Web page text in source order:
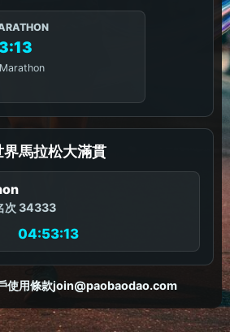
界馬拉松大滿貫
次 34333
04:53:13
使用條款join@paobaodao.com